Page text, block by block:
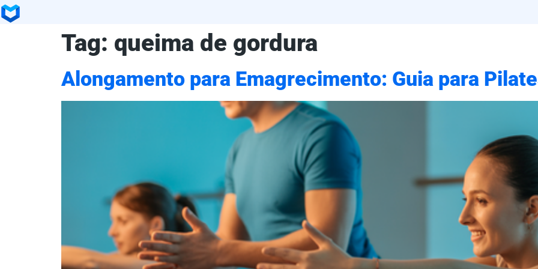
Tag: queima de gordura
Alongamento para Emagrecimento: Guia para